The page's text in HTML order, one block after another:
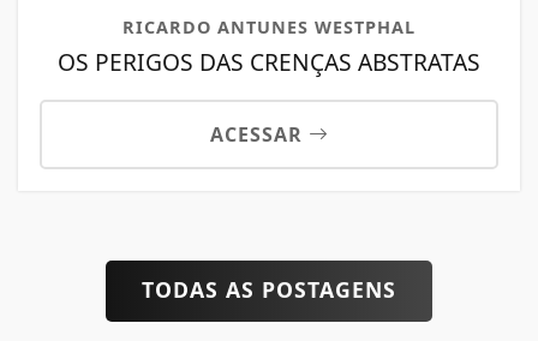
RICARDO ANTUNES WESTPHAL
OS PERIGOS DAS CRENÇAS ABSTRATAS
ACESSAR
TODAS AS POSTAGENS